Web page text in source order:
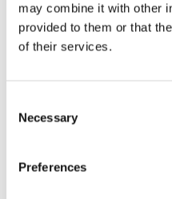
may combine it with other
provided to them or that
of their services.
Selection
Necessary
Preferences